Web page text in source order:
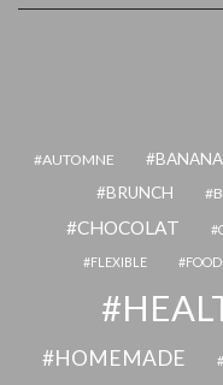
AUTOMNE
BRUNCH
CHOCOLAT
FLEXIBLE
HOMEMADE